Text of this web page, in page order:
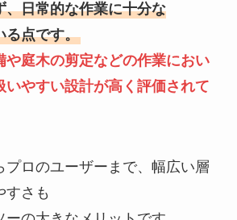
、日常的な作業に十分な
る点です。
や庭木の剪定などの作業におい
いやすい設計が高く評価されて
プロのユーザーまで、幅広い層
すさも